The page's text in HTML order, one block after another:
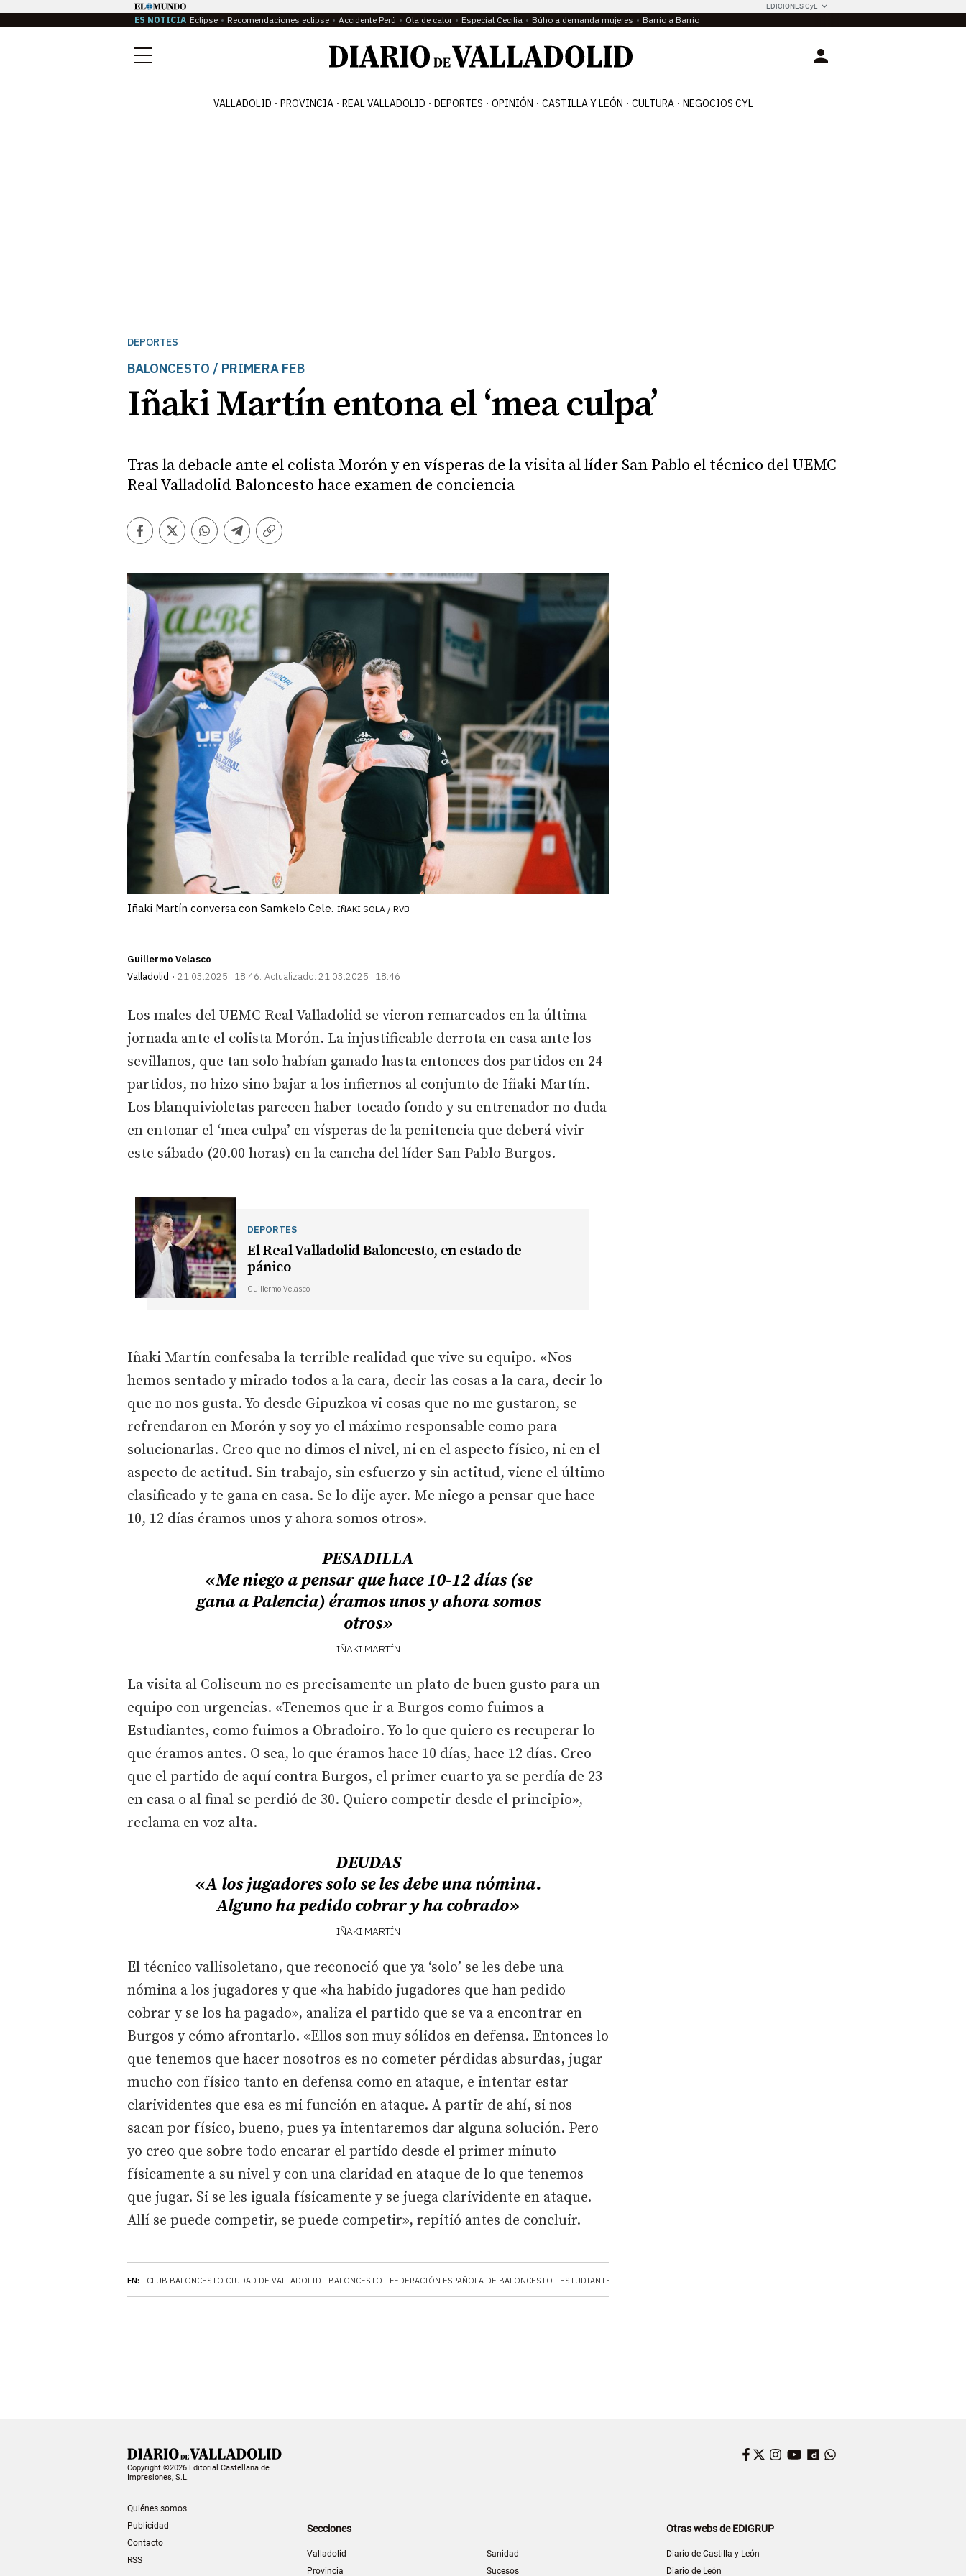
EDICIONES CyL
ES NOTICIA Eclipse Recomendaciones eclipse Accidente Perú Ola de calor Especial Cecilia Búho a demanda mujeres Barrio a Barrio
Menú Login
VALLADOLID PROVINCIA REAL VALLADOLID DEPORTES OPINIÓN CASTILLA Y LEÓN CULTURA NEGOCIOS CYL
DEPORTES
BALONCESTO / PRIMERA FEB
Iñaki Martín entona el ‘mea culpa’
Tras la debacle ante el colista Morón y en vísperas de la visita al líder San Pablo el técnico del UEMC
Real Valladolid Baloncesto hace examen de conciencia
Facebook
TwitterWhatsapp
Telegram
Copiar
Iñaki Martín conversa con Samkelo Cele. IÑAKI SOLA / RVB
Guillermo Velasco
Valladolid
21.03.2025 | 18:46 Actualizado: 21.03.2025 | 18:46
EN: CLUB BALONCESTO CIUDAD DE VALLADOLID BALONCESTO FEDERACIÓN ESPAÑOLA DE BALONCESTO ESTUDIANTES
Los males del UEMC Real Valladolid se vieron remarcados en la última
jornada ante el colista Morón. La injustificable derrota en casa ante los
sevillanos, que tan solo habían ganado hasta entonces dos partidos en 24
partidos, no hizo sino bajar a los infiernos al conjunto de Iñaki Martín.
Los blanquivioletas parecen haber tocado fondo y su entrenador no duda
en entonar el ‘mea culpa’ en vísperas de la penitencia que deberá vivir
este sábado (20.00 horas) en la cancha del líder San Pablo Burgos.
DEPORTES
El Real Valladolid Baloncesto, en estado de
pánico
Guillermo Velasco
Iñaki Martín confesaba la terrible realidad que vive su equipo. «Nos
hemos sentado y mirado todos a la cara, decir las cosas a la cara, decir lo
que no nos gusta. Yo desde Gipuzkoa vi cosas que no me gustaron, se
refrendaron en Morón y soy yo el máximo responsable como para
solucionarlas. Creo que no dimos el nivel, ni en el aspecto físico, ni en el
aspecto de actitud. Sin trabajo, sin esfuerzo y sin actitud, viene el último
clasificado y te gana en casa. Se lo dije ayer. Me niego a pensar que hace
10, 12 días éramos unos y ahora somos otros».
PESADILLA
«Me niego a pensar que hace 10-12 días (se
gana a Palencia) éramos unos y ahora somos
otros»
IÑAKI MARTÍN
La visita al Coliseum no es precisamente un plato de buen gusto para un
equipo con urgencias. «Tenemos que ir a Burgos como fuimos a
Estudiantes, como fuimos a Obradoiro. Yo lo que quiero es recuperar lo
que éramos antes. O sea, lo que éramos hace 10 días, hace 12 días. Creo
que el partido de aquí contra Burgos, el primer cuarto ya se perdía de 23
en casa o al final se perdió de 30. Quiero competir desde el principio»,
reclama en voz alta.
DEUDAS
«A los jugadores solo se les debe una nómina.
Alguno ha pedido cobrar y ha cobrado»
IÑAKI MARTÍN
El técnico vallisoletano, que reconoció que ya ‘solo’ se les debe una
nómina a los jugadores y que «ha habido jugadores que han pedido
cobrar y se los ha pagado», analiza el partido que se va a encontrar en
Burgos y cómo afrontarlo. «Ellos son muy sólidos en defensa. Entonces lo
que tenemos que hacer nosotros es no cometer pérdidas absurdas, jugar
mucho con físico tanto en defensa como en ataque, e intentar estar
clarividentes que esa es mi función en ataque. A partir de ahí, si nos
sacan por físico, bueno, pues ya intentaremos dar alguna solución. Pero
yo creo que sobre todo encarar el partido desde el primer minuto
físicamente a su nivel y con una claridad en ataque de lo que tenemos
que jugar. Si se les iguala físicamente y se juega clarividente en ataque.
Allí se puede competir, se puede competir», repitió antes de concluir.
Copyright ©2026 Editorial Castellana de
Impresiones, S.L.
Quiénes somos
Publicidad
Contacto
RSS
Facebook
Twitter
Instagram
YouTube
Dailymotion
Secciones
Valladolid
Provincia
Sanidad
Sucesos
Otras webs de EDIGRUP
Diario de Castilla y León
Diario de León